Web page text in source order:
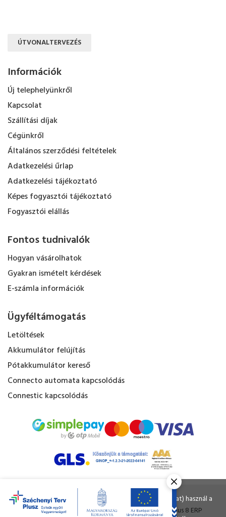
ÚTVONALTERVEZÉS
Információk
Új telephelyünkről
Kapcsolat
Szállítási díjak
Cégünkről
Általános szerződési feltételek
Adatkezelési űrlap
Adatkezelési tájékoztató
Képes fogyasztói tájékoztató
Fogyasztói elállás
Fontos tudnivalók
Hogyan vásárolhatok
Gyakran ismételt kérdések
E-számla információk
Ügyféltámogatás
Letöltések
Akkumulátor felújítás
Pótakkumulátor kereső
Connecto automata kapcsolódás
Connestic kapcsolódás
Kapacitás Kft. © Minden jog fenntartva.
Tervezte és készítette:Vision-Software, azOctopus 8 ERP
Ahogy a legtöbb weboldal, a miénk is sütiket (cookie-kat) használ a
nagyobb felhasználói élmény érdekében.